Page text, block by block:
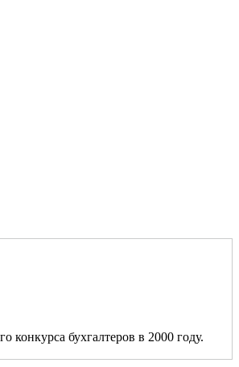
конкурса бухгалтеров в 2000 году.